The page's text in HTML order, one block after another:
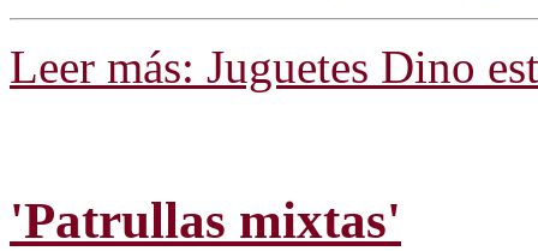
Leer más: Juguetes Dino
'Patrullas mixtas'